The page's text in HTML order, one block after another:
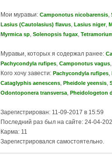
Мои муравьи: Camponotus nicobarensis
Lasius (Cautolasius) flavus Lasius niger,
Myrmica sp Solenopsis fugax
Муравьи, которых я содержал ранее:
Pachycondyla rufipes Camponotus vagus
Кого хочу завести: Pachycondyla rufipes
Cataglyphis aenescens Pheidole yeensis
Odontoponera transversa Pheidologeton
Зарегистрирован: 11-09-2017 в 15:59
Последний раз был на сайте: 24-04-
Карма: 11
Зарегистрировался самостоятельно.